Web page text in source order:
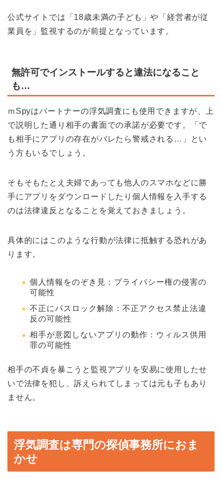
公式サイトでは「18歳未満の子ども」や「経営者が従
業員を」監視するのが前提となっています。
無許可でインストールすると違法になること
も…
ｍSpyはパートナーの浮気調査にも使用できますが、上
で説明した通り相手の書面での承諾が必要です。「で
も相手にアプリの存在がバレたら警戒される…」とい
う方もいるでしょう。
そもそもたとえ夫婦であっても他人のスマホなどに勝
手にアプリをダウンロードしたり個人情報を入手する
のは法律違反となることを覚えておきましょう。
具体的にはこのような行動が法律に抵触する恐れがあ
ります。
個人情報をのぞき見：プライバシー権の侵害の
可能性
不正にパスロック解除：不正アクセス禁止法違
反の可能性
相手が意図しないアプリの動作：ウィルス供用
罪の可能性
相手の不貞を暴こうと監視アプリを安易に使用したせ
いで法律を犯し、訴えられてしまっては元も子もあり
ません。
浮気調査は専門の探偵事務所におま
かせ